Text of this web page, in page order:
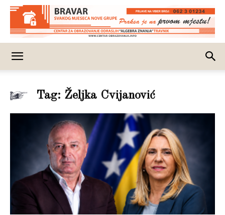
Tag: Željka Cvijanović